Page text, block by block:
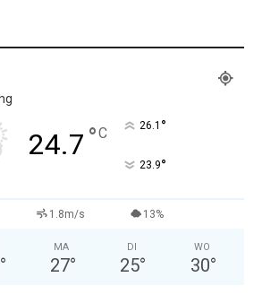
24.7 °C 26.1 °
23.9°
1.8m/s 13%
°
MA
27°
DI
25°
WO
30°